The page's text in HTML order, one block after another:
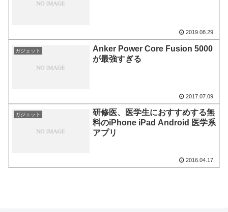
2019.08.29
ガジェット
Anker Power Core Fusion 5000
が最強すぎる
2017.07.09
ガジェット
研修医、医学生におすすめする無
料のiPhone iPad Android 医学系
アプリ
2016.04.17